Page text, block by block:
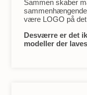
Sammen skaber
være LOGO på
Desværre er det
modeller der